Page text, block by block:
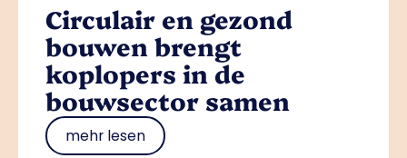
Circulair en gezond
bouwen brengt
koplopers in de
bouwsector samen
mehr lesen